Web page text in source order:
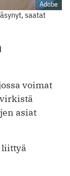
Adobe
saatat
voimat
asiat
liittyä